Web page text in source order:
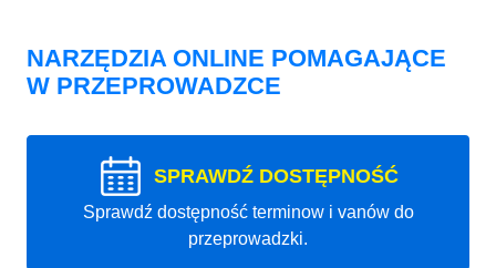
NARZĘDZIA ONLINE POMAGAJĄCE
W PRZEPROWADZCE
SPRAWDŹ DOSTĘPNOŚĆ
Sprawdź dostępność terminow i vanów do
przeprowadzki.